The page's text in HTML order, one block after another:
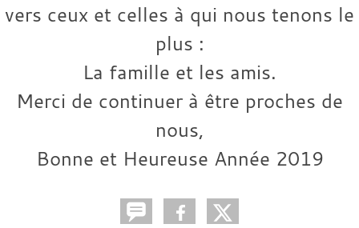
vers ceux et celles à qui nous tenons le
plus :
La famille et les amis.
Merci de continuer à être proches de
nous,
Bonne et Heureuse Année 2019